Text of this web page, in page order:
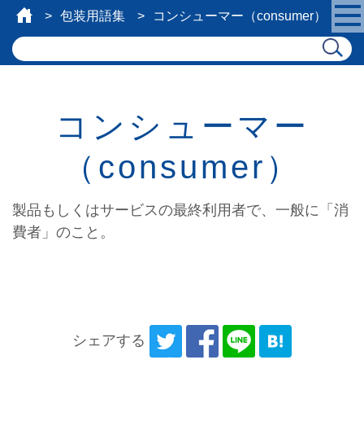
包装用語集 コンシューマー（consumer）
コンシューマー
（consumer）
製品もしくはサービスの最終利用者で、一般に「消
費者」のこと。
シェアする